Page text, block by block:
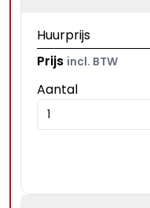
Huurprijs
Prijs incl. BTW
Aantal